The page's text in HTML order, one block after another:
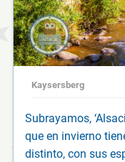
Kaysersberg
Subrayamos,
que en invierno
distinto, con sus